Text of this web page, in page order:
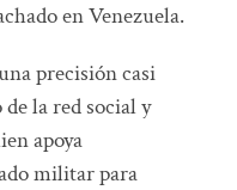
en Venezuela.
precisión casi
la red social y
apoya
militar para